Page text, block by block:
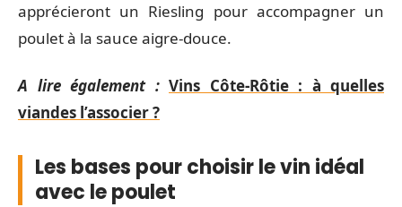
apprécieront un Riesling pour accompagner un
poulet à la sauce aigre-douce.
A lire également : Vins Côte-Rôtie : à quelles
viandes l’associer ?
Les bases pour choisir le vin idéal
avec le poulet